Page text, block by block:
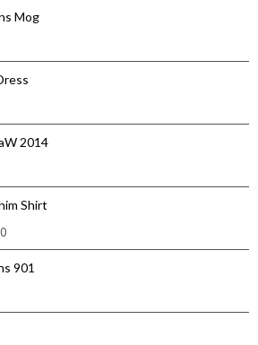
Mog
2014
Shirt
901